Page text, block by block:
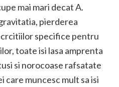
mai mari decat A.
pierderea
specifice pentru
toate isi lasa amprenta
si norocoase rafsatate
care muncesc mult sa isi